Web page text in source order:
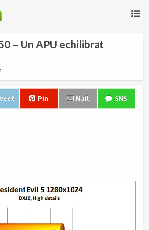
– Un APU echilibrat
Pin Mail SMS